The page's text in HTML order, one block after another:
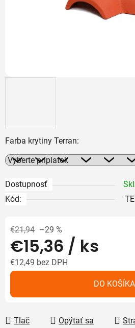
Farba krytiny Terran:
Dostupnosť
Kód:
€21,94 –29 %
€15,36 / ks
€12,49 bez DPH
DO KOŠÍKA
Tlač Opýtať sa